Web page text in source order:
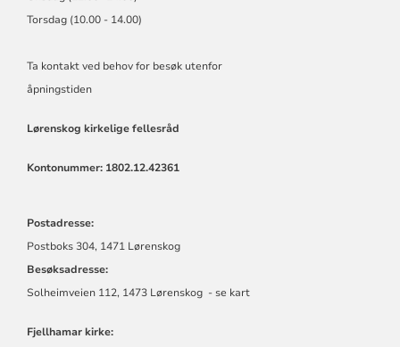
Torsdag (10.00 - 14.00)
Ta kontakt ved behov for besøk utenfor
åpningstiden
Lørenskog kirkelige fellesråd
Kontonummer: 1802.12.42361
Postadresse:
Postboks 304, 1471 Lørenskog
Besøksadresse:
Solheimveien 112, 1473 Lørenskog - se kart
Fjellhamar kirke: